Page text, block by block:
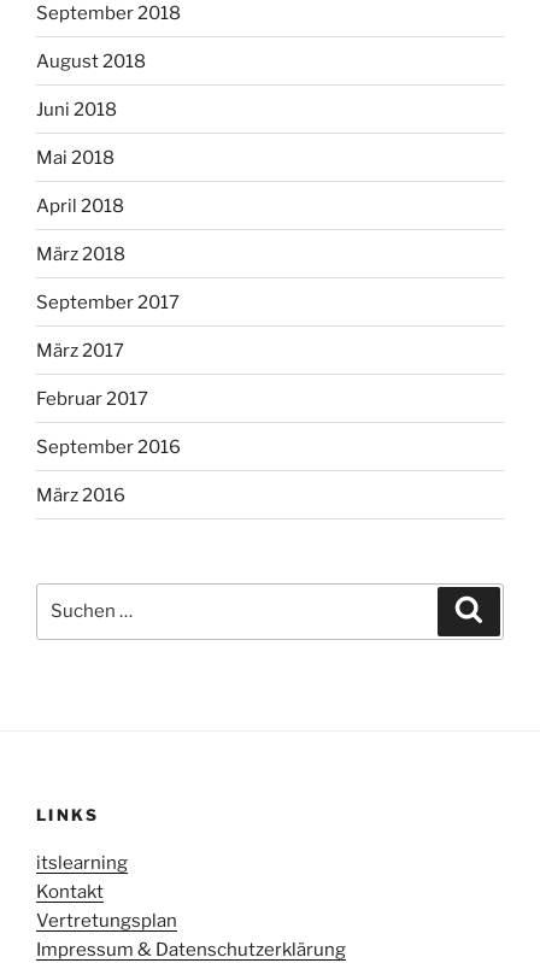
September 2018
August 2018
Juni 2018
Mai 2018
April 2018
März 2018
September 2017
März 2017
Februar 2017
September 2016
März 2016
nach:
LINKS
itslearning
Kontakt
Vertretungsplan
Impressum & Datenschutzerklärung